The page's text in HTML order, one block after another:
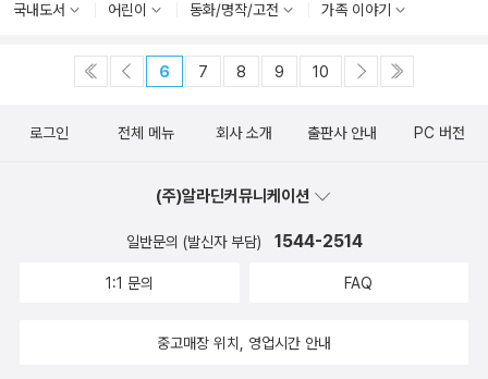
국내도서 어린이 동화/명작/고전 가족 이야기
6 7 8 9 10
로그인 전체 메뉴 회사 소개 출판사 안내 PC 버전
(주)알라딘커뮤니케이션
일반문의 (발신자 부담) 1544-2514
1:1 문의 FAQ
중고매장 위치, 영업시간 안내